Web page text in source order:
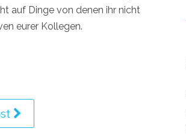
auf Dinge von denen ihr nicht
eurer Kollegen.